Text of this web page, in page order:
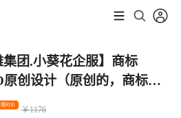
集团.小葵花企服】商标
创设计（原创的，商标注
率才高）【小葵花温馨提
限时价
￥1176